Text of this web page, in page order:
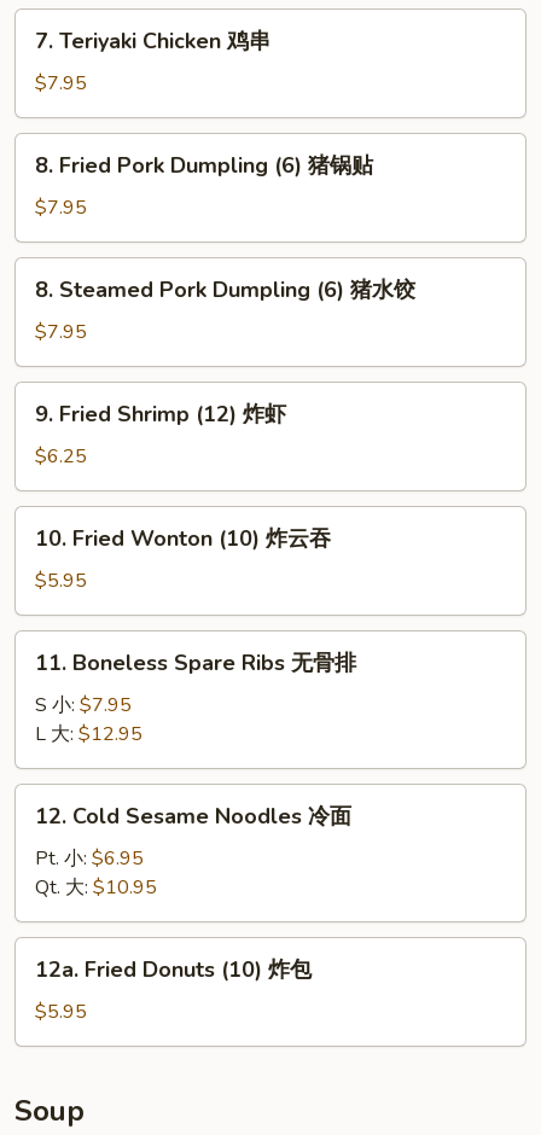
块
Teriyaki
Chicken
鸡
串
7. Teriyaki Chicken 鸡串
$7.95
Fried
Pork
Dumpling
(6)
8. Fried Pork Dumpling (6) 猪锅贴
$7.95
Steamed
Pork
Dumpling
(6)
8. Steamed Pork Dumpling (6) 猪水饺
$7.95
Fried
Shrimp
(12)
炸
9. Fried Shrimp (12) 炸虾
$6.25
Fried
Wonton
(10)
炸
10. Fried Wonton (10) 炸云吞
$5.95
Boneless
Spare
Ribs
无
骨
11. Boneless Spare Ribs 无骨排
S 小: $7.95
L 大: $12.95
Cold
Sesame
Noodles
冷
面
12. Cold Sesame Noodles 冷面
Pt. 小: $6.95
Qt. 大: $10.95
Fried
Donuts
(10)
包
12a. Fried Donuts (10) 炸包
$5.95
Soup